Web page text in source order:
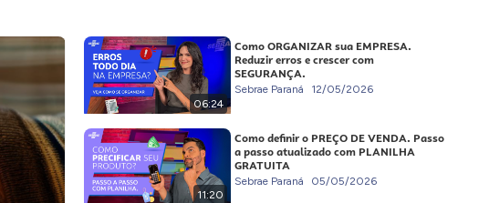
06:24
Como ORGANIZAR sua EMPRESA.
Reduzir erros e crescer com
SEGURANÇA.
Sebrae Paraná 12/05/2026
11:20
Como definir o PREÇO DE VENDA. Passo
a passo atualizado com PLANILHA
GRATUITA
Sebrae Paraná 05/05/2026